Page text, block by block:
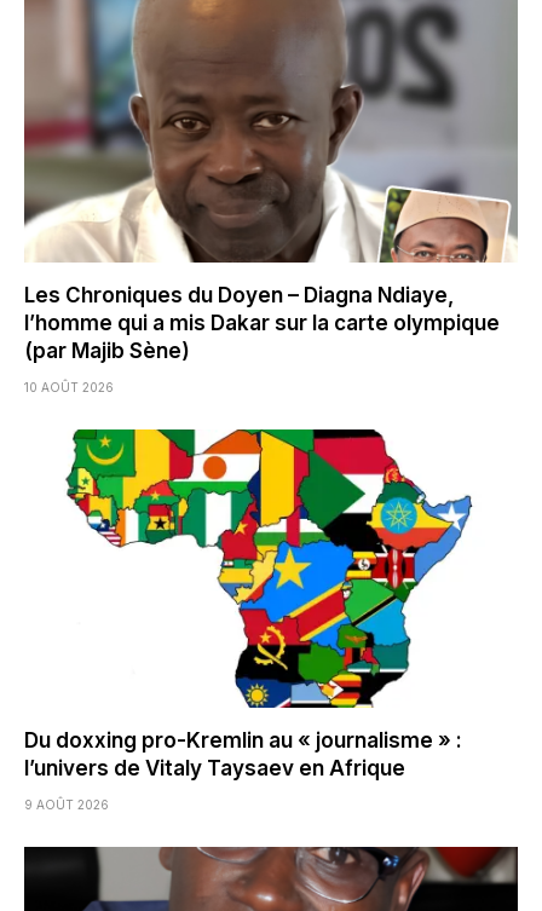
Les Chroniques du Doyen – Diagna Ndiaye,
l’homme qui a mis Dakar sur la carte olympique
(par Majib Sène)
10 AOÛT 2026
Du doxxing pro-Kremlin au « journalisme » :
l’univers de Vitaly Taysaev en Afrique
9 AOÛT 2026